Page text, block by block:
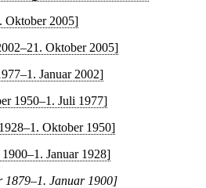
Oktober 2005]
Oktober 2005]
Januar 2002]
1950–1. Juli 1977]
Oktober 1950]
1900–1. Januar 1928]
1879–1. Januar 1900]